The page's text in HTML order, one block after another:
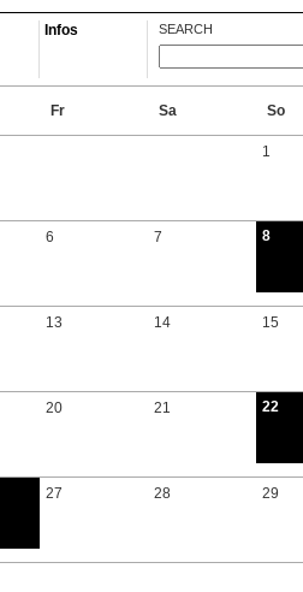
Infos SEARCH
Fr Sa So
1
6 7 8
13 14 15
20 21 22
27 28 29